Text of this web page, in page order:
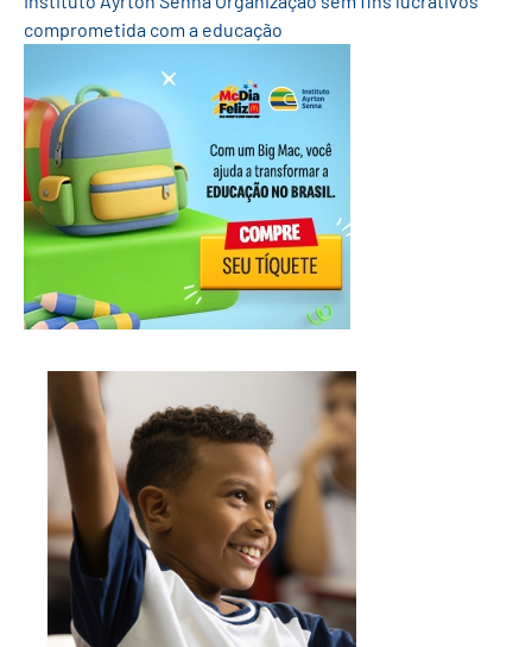
comprometida com a educação
PARA INICIAR O DOWNLOAD É
NECESSÁRIO PREENCHER O
FORMULÁRIO
Nome